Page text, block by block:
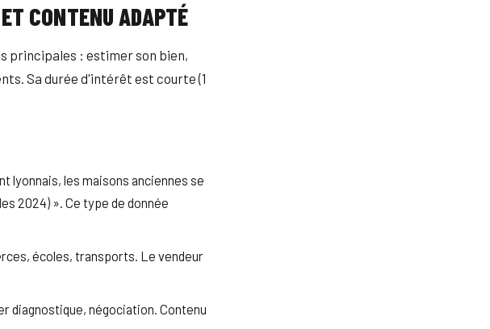
CONTENU ADAPTÉ
principales : estimer son bien,
Sa durée d'intérêt est courte (1
lyonnais, les maisons anciennes se
2024) ». Ce type de donnée
écoles, transports. Le vendeur
diagnostique, négociation. Contenu